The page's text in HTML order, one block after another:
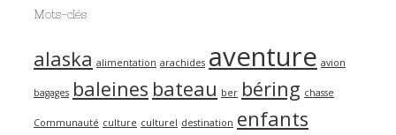
Mots-clés
alaska alimentation arachides aventure avion
bagages baleines bateau ber béring chasse
Communauté culture culturel destination enfants